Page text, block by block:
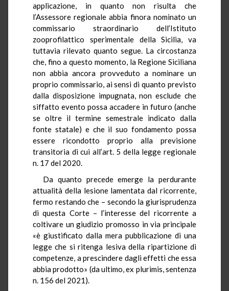
applicazione, in quanto non risulta che
l’Assessore regionale abbia finora nominato un
commissario straordinario dell’Istituto
zooprofilattico sperimentale della Sicilia, va
tuttavia rilevato quanto segue. La circostanza
che, fino a questo momento, la Regione Siciliana
non abbia ancora provveduto a nominare un
proprio commissario, ai sensi di quanto previsto
dalla disposizione impugnata, non esclude che
siffatto evento possa accadere in futuro (anche
se oltre il termine semestrale indicato dalla
fonte statale) e che il suo fondamento possa
essere ricondotto proprio alla previsione
transitoria di cui all’art. 5 della legge regionale
n. 17 del 2020.
Da quanto precede emerge la perdurante
attualità della lesione lamentata dal ricorrente,
fermo restando che – secondo la giurisprudenza
di questa Corte – l’interesse del ricorrente a
coltivare un giudizio promosso in via principale
«è giustificato dalla mera pubblicazione di una
legge che si ritenga lesiva della ripartizione di
competenze, a prescindere dagli effetti che essa
abbia prodotto» (da ultimo, ex plurimis, sentenza
n. 156 del 2021).